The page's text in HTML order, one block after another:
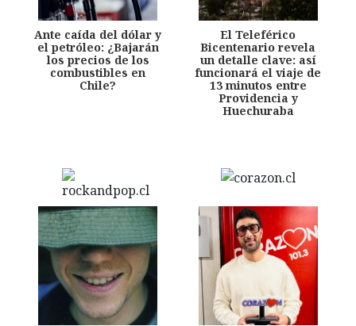
Ante caída del dólar y
el petróleo: ¿Bajarán
los precios de los
combustibles en
Chile?
El Teleférico
Bicentenario revela
un detalle clave: así
funcionará el viaje de
13 minutos entre
Providencia y
Huechuraba